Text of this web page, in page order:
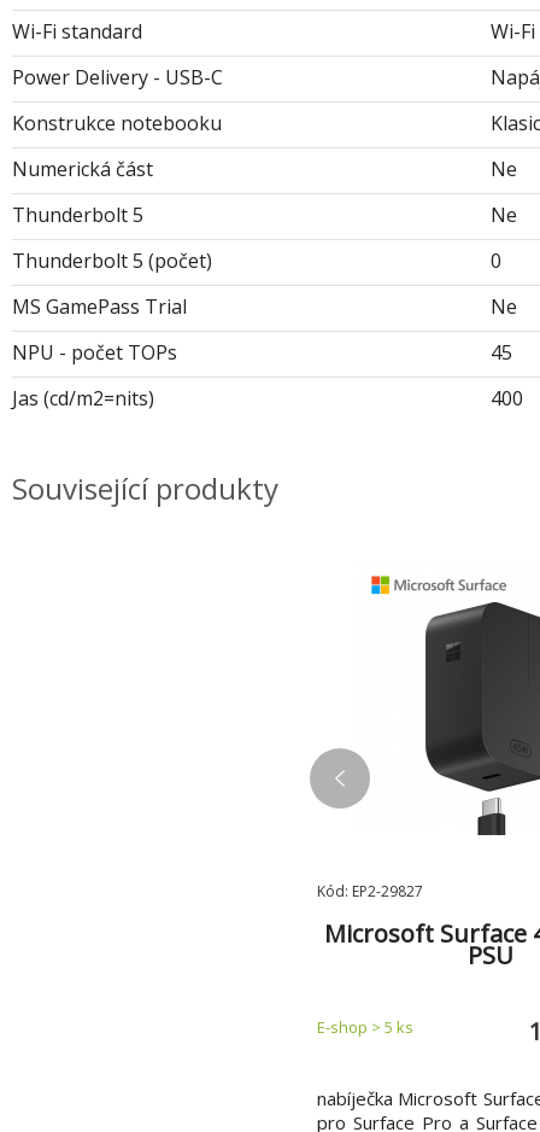
Wi-Fi standard
Wi-
Power Delivery - USB-C
Konstrukce notebooku
Numerická část
Ne
Thunderbolt 5
Ne
Thunderbolt 5 (počet)
0
MS GamePass Trial
Ne
NPU - počet TOPs
45
Jas (cd/m2=nits)
400
Související produkty
Kód: EP2-29827
Microsoft Surface
PSU
E-shop > 5 ks
nabíječka Microsoft
pro Surface Pro a